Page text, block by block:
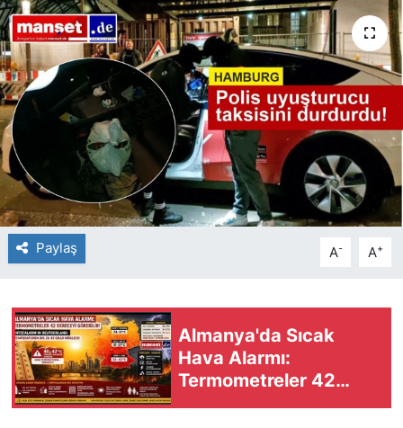
Paylaş A- A+
Almanya'da Sıcak
Hava Alarmı:
Termometreler 42
Dereceyi Görebilir